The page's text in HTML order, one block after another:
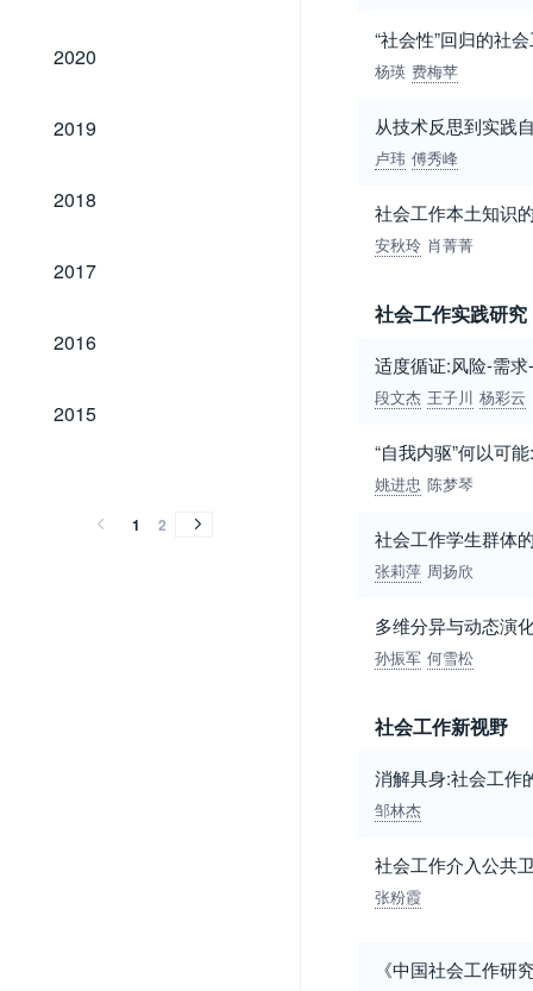
2020
2020
2019
2019
2018
2018
2017
2017
2016
2016
2015
2015
1 2
“社会性”回归的社
杨瑛 费梅苹
从技术反思到实践
卢玮 傅秀峰
社会工作本土知识
安秋玲 肖菁菁
社会工作实践研究
适度循证:风险-需
段文杰 王子川 杨彩云
“自我内驱”何以可
姚进忠 陈梦琴
社会工作学生群体
张莉萍 周扬欣
多维分异与动态演
孙振军 何雪松
社会工作新视野
消解具身:社会工作
邹林杰
社会工作介入公共
张粉霞
《中国社会工作研